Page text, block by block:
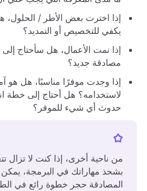
إذا اخترت بعض الأطر / الحلول،
يكفي للتخصيص أو التمديد؟
إذا نمت الأعمال، هل سأحتاج إلى
مصادقة جديد؟
إذا وجدت موفرًا مناسبًا، هل هو
لاستخدامه؟ هل أحتاج إلى
حدوث أي شيء للموفر؟
من ناحية أخرى، إذا كنت لا تزال
بشحذ مهاراتك في البرمجة،
المصادقة حجر خطوة رائع في